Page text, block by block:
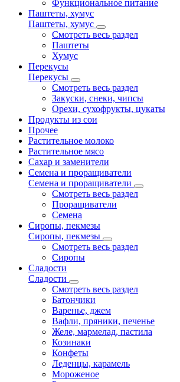
Функциональное питание
Паштеты, хумус
Паштеты, хумус
Смотреть весь раздел
Паштеты
Хумус
Перекусы
Перекусы
Смотреть весь раздел
Закуски, снеки, чипсы
Орехи, сухофрукты, цукаты
Продукты из сои
Прочее
Растительное молоко
Растительное мясо
Сахар и заменители
Семена и проращиватели
Семена и проращиватели
Смотреть весь раздел
Проращиватели
Семена
Сиропы, пекмезы
Сиропы, пекмезы
Смотреть весь раздел
Сиропы
Сладости
Сладости
Смотреть весь раздел
Батончики
Варенье, джем
Вафли, пряники, печенье
Желе, мармелад, пастила
Козинаки
Конфеты
Леденцы, карамель
Мороженое